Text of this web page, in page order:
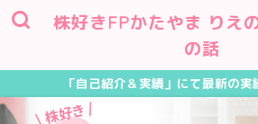
株好きFPかたやま りえ
の話
「自己紹介＆実績」にて最新の実